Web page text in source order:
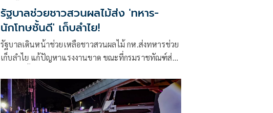
รัฐบาลช่วยชาวสวนผลไม้ส่ง 'ทหาร-
นักโทษชั้นดี' เก็บลำไย!
รัฐบาลเดินหน้าช่วยเหลือชาวสวนผลไม้ กห.ส่งทหารช่วย
เก็บลำไย แก้ปัญหาแรงงานขาด ขณะที่กรมราชทัณฑ์ส่ง
รวบรวมล้งเร่งเปิดจุดรับซื้อ